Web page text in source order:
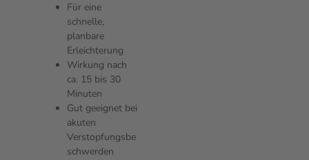
Für eine
schnelle,
planbare
Erleichterung
Wirkung nach
ca. 15 bis 30
Minuten
Gut geeignet bei
akuten
Verstopfungsbe
schwerden